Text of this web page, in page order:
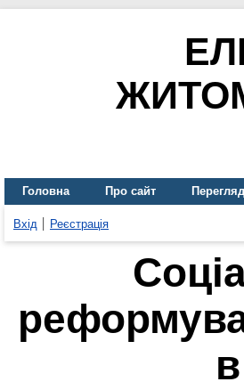
Головна Про сайт Перегляд
Вхід Реєстрація